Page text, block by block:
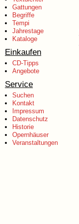
Gattungen
Begriffe
Tempi
Jahrestage
Kataloge
Einkaufen
CD-Tipps
Angebote
Service
Suchen
Kontakt
Impressum
Datenschutz
Historie
Opernhäuser
Veranstaltungen